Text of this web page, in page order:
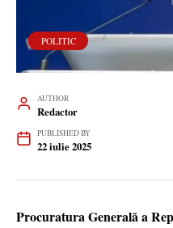
POLITIC
AUTHOR
Redactor
PUBLISHED BY
22 iulie 2025
Procuratura Generală a